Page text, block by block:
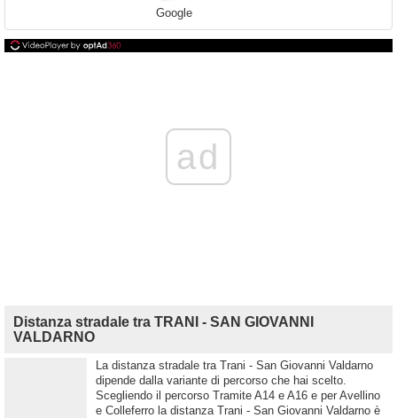
Google
ad
Distanza stradale tra TRANI - SAN GIOVANNI
VALDARNO
La distanza stradale tra Trani - San Giovanni Valdarno
dipende dalla variante di percorso che hai scelto.
Scegliendo il percorso Tramite A14 e A16 e per Avellino
e Colleferro la distanza Trani - San Giovanni Valdarno è